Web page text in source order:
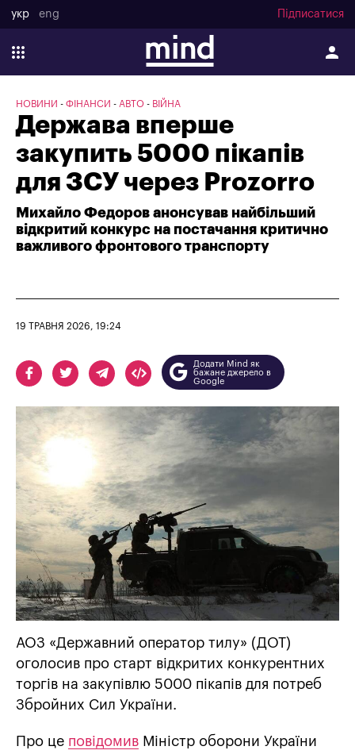
укр eng Підписатися
НОВИНИ ФІНАНСИ АВТО ВІЙНА
Держава вперше
закупить 5000 пікапів
для ЗСУ через Prozorro
Михайло Федоров анонсував найбільший
відкритий конкурс на постачання критично
важливого фронтового транспорту
19 ТРАВНЯ 2026, 19:24
Додати Mind як
бажане джерело в
Google
АОЗ «Державний оператор тилу» (ДОТ)
оголосив про старт відкритих конкурентних
торгів на закупівлю 5000 пікапів для потреб
Збройних Сил України.
Про це повідомив Міністр оборони України